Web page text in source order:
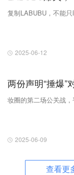
复制LABUBU，不能
2025-06-12
两份声明“捶爆”
妆圈的第二场公关战，
2025-06-09
查看更